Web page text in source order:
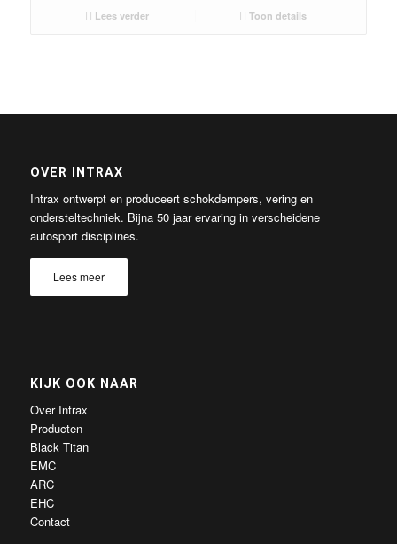
Lees verder Toon details
OVER INTRAX
Intrax ontwerpt en produceert schokdempers, vering en
ondersteltechniek. Bijna 50 jaar ervaring in verscheidene
autosport disciplines.
Lees meer
KIJK OOK NAAR
Over Intrax
Producten
Black Titan
EMC
ARC
EHC
Contact